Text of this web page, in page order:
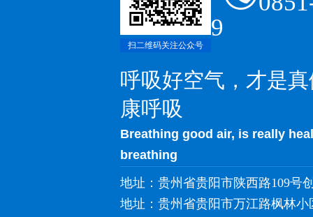
扫二维码关注公众号
9
呼吸好空气，才是
康呼吸
Breathing good air, is really
breathing
地址：贵州省贵阳市陕西路109号
地址：贵州省贵阳市万江路枫林小